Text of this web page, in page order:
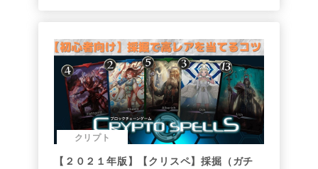
クリプト
【２０２１年版】【クリスペ】採掘（ガチ